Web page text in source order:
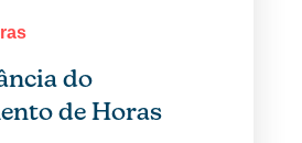
do
de Horas